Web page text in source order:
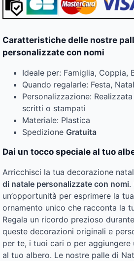
Caratteristiche delle nostre
personalizzate con nomi
Ideale per: Famiglia, Coppia,
Quando regalarle: Festa,
Personalizzazione:
scritti o stampati
Materiale: Plastica
Spedizione Gratuita
Dai un tocco speciale al tuo
Arricchisci la tua decorazione
di natale personalizzate con nomi.
un’opportunità per esprimere la
ornamento unico che racconta la
Regala un ricordo prezioso
queste decorazioni originali e
per te, i tuoi cari o per
al tuo albero. Le nostre palle di